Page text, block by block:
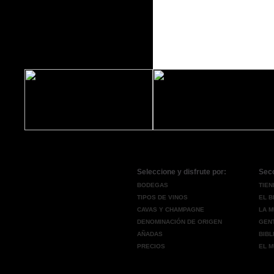
Seleccione y disfrute por:
BODEGAS
TIPOS DE VINOS
EL
CAVAS Y CHAMPAGNE
LA
DENOMINACIÓN DE ORIGEN
AÑADAS
PRECIOS
EL